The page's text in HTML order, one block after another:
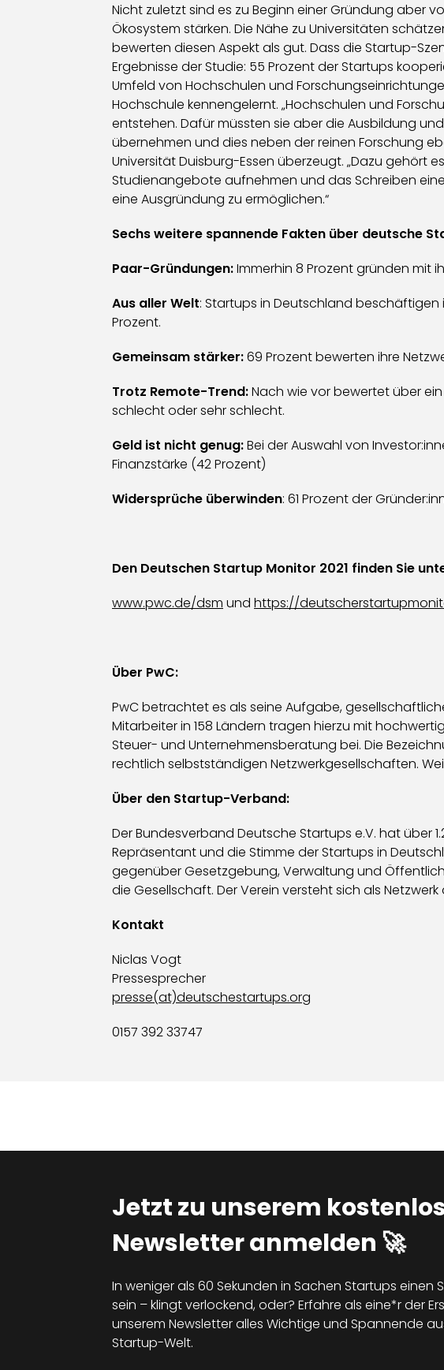
Nicht zuletzt sind es zu Beginn einer Gründung aber
Ökosystem stärken. Die Nähe zu Universitäten
bewerten diesen Aspekt als gut. Dass die Startup-
Ergebnisse der Studie: 55 Prozent der Startups
Umfeld von Hochschulen und
Hochschule kennengelernt. „Hochschulen und
entstehen. Dafür müssten sie aber die Ausbildung
übernehmen und dies neben der reinen Forschung
Universität Duisburg-Essen überzeugt. „Dazu gehört
Studienangebote aufnehmen und das Schreiben
eine Ausgründung zu ermöglichen.“
Sechs weitere spannende Fakten über deutsche
Paar-Gründungen:Immerhin 8 Prozent gründen mit
Aus aller Welt: Startups in Deutschland beschäftigen
Prozent.
Gemeinsam stärker:69 Prozent bewerten ihre
Trotz Remote-Trend:Nach wie vor bewertet über
schlecht oder sehr schlecht.
Geld ist nicht genug:Bei der Auswahl von
Finanzstärke (42 Prozent)
Widersprüche überwinden: 61 Prozent der
Den Deutschen Startup Monitor 2021 finden Sie
www.pwc.de/dsm und https://
Über PwC:
PwC betrachtet es als seine Aufgabe,
Mitarbeiter in 158 Ländern tragen hierzu mit
Steuer- und Unternehmensberatung bei. Die
rechtlich selbstständigen Netzwerkgesellschaften.
Über den Startup-Verband:
Der Bundesverband Deutsche Startups e.V. hat über
Repräsentant und die Stimme der Startups in
gegenüber Gesetzgebung, Verwaltung und
die Gesellschaft. Der Verein versteht sich als
Kontakt
Niclas Vogt
Pressesprecher
presse(at)deutschestartups.org
0157 392 33747
Jetzt zu unserem
Newsletter anmelden 🚀
In weniger als 60 Sekunden in Sachen Startups einen
sein – klingt verlockend, oder? Erfahre als eine*r der
unserem Newsletter alles Wichtige und Spannende
Startup-Welt.